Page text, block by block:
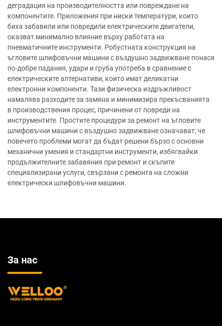
деградация на производителността или повреждане на
компонентите. Приложения при ниски температури, които
биха забавили или повредили електрическите двигатели,
оказват минимално влияние върху работата на
пневматичните инструменти. Робустната конструкция на
ъгловите шлифовъчни машини с въздушно задвижване понася
по-добре падания, удари и груба употреба в сравнение с
електрическите алтернативи, които имат деликатни
електронни компоненти. Тази физическа издръжливост
намалява разходите за замяна и минимизира прекъсванията
в производствения процес, причинени от повреди на
инструментите. Простите процедури за ремонт на ъгловите
шлифовъчни машини с въздушно задвижване означават, че
повечето проблеми могат да бъдат решени бързо с основни
механични умения и стандартни инструменти, избягвайки
продължителните забавяния при ремонт и скъпите
специализирани услуги, свързани с ремонта на сложни
електрически шлифовъчни машини.
За нас